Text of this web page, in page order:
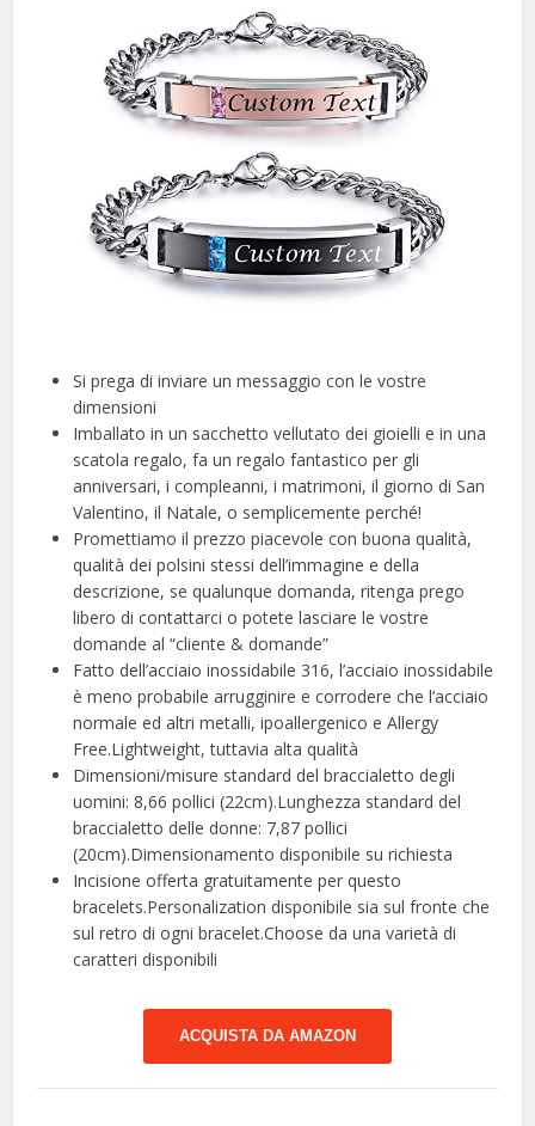
Si prega di inviare un messaggio con le vostre
dimensioni
Imballato in un sacchetto vellutato dei gioielli e in una
scatola regalo, fa un regalo fantastico per gli
anniversari, i compleanni, i matrimoni, il giorno di San
Valentino, il Natale, o semplicemente perché!
Promettiamo il prezzo piacevole con buona qualità,
qualità dei polsini stessi dell’immagine e della
descrizione, se qualunque domanda, ritenga prego
libero di contattarci o potete lasciare le vostre
domande al “cliente & domande”
Fatto dell’acciaio inossidabile 316, l’acciaio inossidabile
è meno probabile arrugginire e corrodere che l’acciaio
normale ed altri metalli, ipoallergenico e Allergy
Free.Lightweight, tuttavia alta qualità
Dimensioni/misure standard del braccialetto degli
uomini: 8,66 pollici (22cm).Lunghezza standard del
braccialetto delle donne: 7,87 pollici
(20cm).Dimensionamento disponibile su richiesta
Incisione offerta gratuitamente per questo
bracelets.Personalization disponibile sia sul fronte che
sul retro di ogni bracelet.Choose da una varietà di
caratteri disponibili
ACQUISTA DA AMAZON